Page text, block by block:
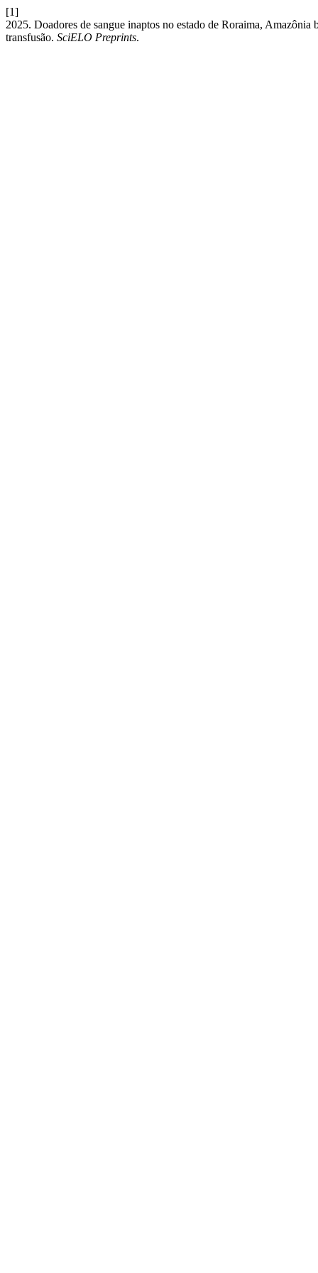
[1]
2025. Doadores de sangue inaptos no estado de Roraima,
transfusão. SciELO Preprints.